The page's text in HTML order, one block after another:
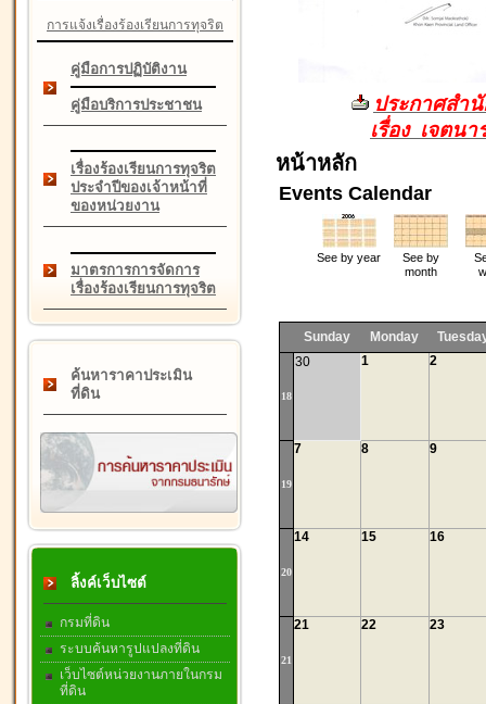
การแจ้งเรื่องร้องเรียนการทุจริต
คู่มือการปฏิบัติงาน
คู่มือบริการประชาชน
เรื่องร้องเรียนการทุจริต
ประจำปีของเจ้าหน้าที่
ของหน่วยงาน
มาตรการการจัดการ
เรื่องร้องเรียนการทุจริต
ค้นหาราคาประเมิน
ที่ดิน
ลิ้งค์เว็บไซต์
กรมที่ดิน
ระบบค้นหารูปแปลงที่ดิน
เว็บไซต์หน่วยงานภายในกรม
ที่ดิน
ประกาศสำ
เรื่อง เจตน
หน้าหลัก
Events Calendar
See by year
See by
month
Sunday Monday
18
30 1 2
19
7 8 9
20
14 15 16
21
21 22 23